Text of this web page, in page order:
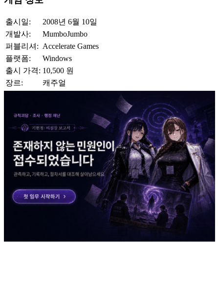
출시일:
2008년 6월 10일
개발사:
MumboJumbo
퍼블리셔: Accelerate Games
플랫폼:
Windows
출시 가격: 10,500 원
장르:
캐주얼